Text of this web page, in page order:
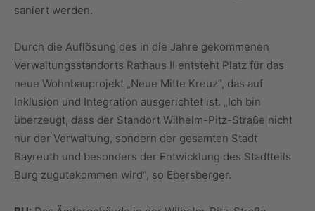
saniert werden.
Durch die Auflösung des in die Jahre gekommenen
Verwaltungsstandorts Rathaus II entsteht Platz für das
neue Wohnbauprojekt „Neue Mitte Kreuz“, das auf
Inklusion und Integration ausgerichtet ist. „Ich bin
überzeugt, dass der Standort Wilhelm-Pitz-Straße nicht
nur der Verwaltung, sondern der gesamten Stadt
Bayreuth und besonders der Entwicklung des Stadtteils
Burg zugutekommen wird“, so Ebersberger.